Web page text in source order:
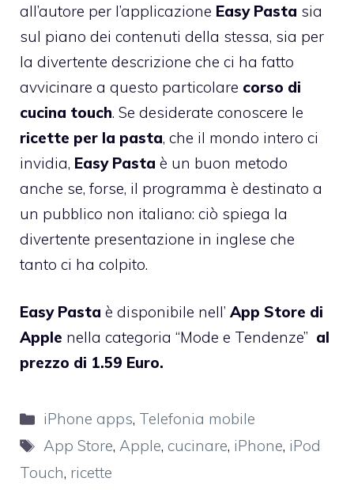
all’autore per l’applicazione Easy Pasta sia
sul piano dei contenuti della stessa, sia per
la divertente descrizione che ci ha fatto
avvicinare a questo particolare corso di
cucina touch. Se desiderate conoscere le
ricette per la pasta, che il mondo intero ci
invidia, Easy Pasta è un buon metodo
anche se, forse, il programma è destinato a
un pubblico non italiano: ciò spiega la
divertente presentazione in inglese che
tanto ci ha colpito.
Easy Pasta è disponibile nell’ App Store di
Apple nella categoria “Mode e Tendenze” al
prezzo di 1.59 Euro.
Categorie
iPhone apps, Telefonia mobile
Tag
App Store,Apple, cucinare, iPhone, iPod
Touch, ricette